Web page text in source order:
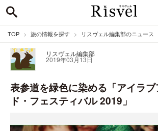
TOP 旅の情報を探す リスヴェル編集部のニュース
リスヴェル編集部
2019年03月13日
表参道を緑色に染める「アイラ
ド・フェスティバル 2019」